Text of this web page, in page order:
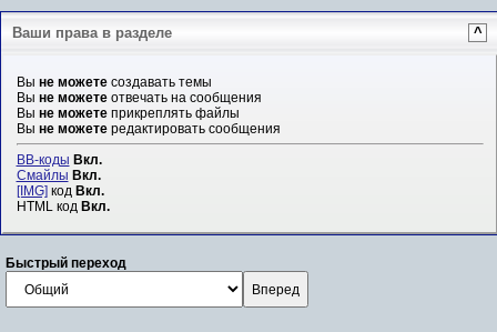
Ваши права в разделе ^
Вы не можетесоздавать темы
Вы не можетеотвечать на сообщения
Вы не можетеприкреплять файлы
Вы не можетередактировать сообщения
BB-коды Вкл.
Смайлы Вкл.
[IMG]код Вкл.
HTML код Вкл.
Быстрый переход